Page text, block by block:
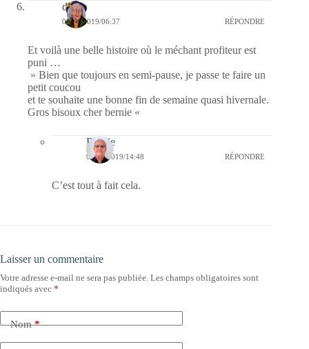
dom
06/12/2019/06:37 RÉPONDRE
Et voilà une belle histoire où le méchant profiteur est
puni …
» Bien que toujours en semi-pause, je passe te faire un
petit coucou
et te souhaite une bonne fin de semaine quasi hivernale.
Gros bisoux cher bernie «
Bernie
06/12/2019/14:48 RÉPONDRE
C’est tout à fait cela.
Laisser un commentaire
Votre adresse e-mail ne sera pas publiée. Les champs obligatoires sont
indiqués avec *
Nom*